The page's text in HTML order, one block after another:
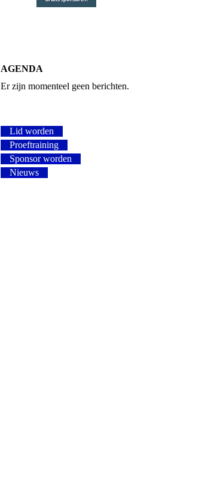
AGENDA
Er zijn momenteel geen berichten.
Lid worden
Proeftraining
Sponsor worden
Nieuws